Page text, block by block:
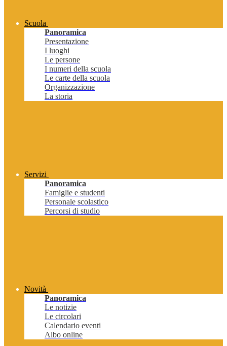
Scuola
Panoramica
Presentazione
I luoghi
Le persone
I numeri della scuola
Le carte della scuola
Organizzazione
La storia
Servizi
Panoramica
Famiglie e studenti
Personale scolastico
Percorsi di studio
Novità
Panoramica
Le notizie
Le circolari
Calendario eventi
Albo online